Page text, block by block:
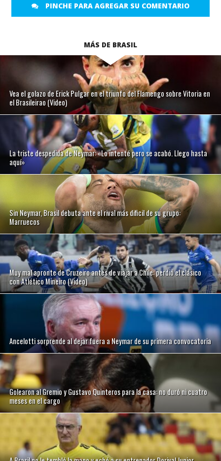
PINCHE PARA AGREGAR SU COMENTARIO
MÁS DE BRASIL
Vea el golazo de Erick Pulgar en el triunfo del Flamengo sobre Vitoria en
el Brasileirao (Video)
La triste despedida de Neymar: «Lo intenté pero se acabó. Llego hasta
aquí»
Sin Neymar, Brasil debuta ante el rival más dificil de su grupo:
Marruecos
Muy mal apronte de Cruzeiro antes de viajar a Chile: perdió el clásico
con Atlético Mineiro (Video)
Ancelotti sorprende al dejar fuera a Neymar de su primera convocatoria
Golearon al Gremio y Gustavo Quinteros para la casa: no duró ni cuatro
meses en el cargo